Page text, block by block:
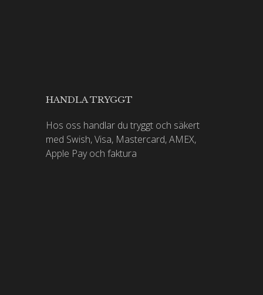
HANDLA TRYGGT
Hos oss handlar du tryggt och säkert
med Swish, Visa, Mastercard, AMEX,
Apple Pay och faktura